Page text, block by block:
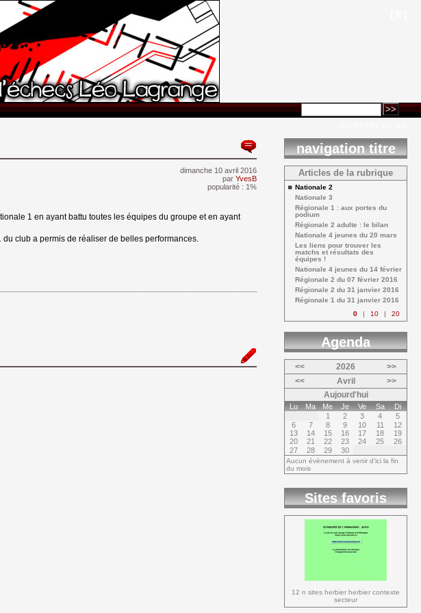
dimanche 10 avril 2016
par YvesB
popularité : 1%
1 en ayant battu toutes les équipes du groupe et en ayant
club a permis de réaliser de belles performances.
navigation titre
Articles de la rubrique
Nationale 2
Nationale 3
Régionale 1 : aux portes du
podium
Régionale 2 adulte : le bilan
Nationale 4 jeunes du 20 mars
Les liens pour trouver les
matchs et résultats des
équipes !
Nationale 4 jeunes du 14 février
Régionale 2 du 07 février 2016
Régionale 2 du 31 janvier 2016
Régionale 1 du 31 janvier 2016
0
| 10 | 20
Agenda
<< 2026
>>
<<
Avril
>>
Aujourd'hui
Lu Ma Me Je Ve Sa
Di
1
2 3 4
5
6
7 8 9 10 11
12
13
14 15 16 17 18
19
20
21 22 23 24 25
26
27
28 29 30
Aucun évènement à venir d'ici la fin
du mois
Sites favoris
12 n sites herbier herbier contexte
secteur